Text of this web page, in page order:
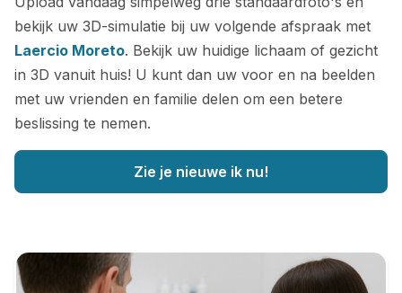
bekijk uw 3D-simulatie bij uw volgende afspraak met
Laercio Moreto. Bekijk uw huidige lichaam of gezicht
in 3D vanuit huis! U kunt dan uw voor en na beelden
met uw vrienden en familie delen om een betere
beslissing te nemen.
Zie je nieuwe ik nu!